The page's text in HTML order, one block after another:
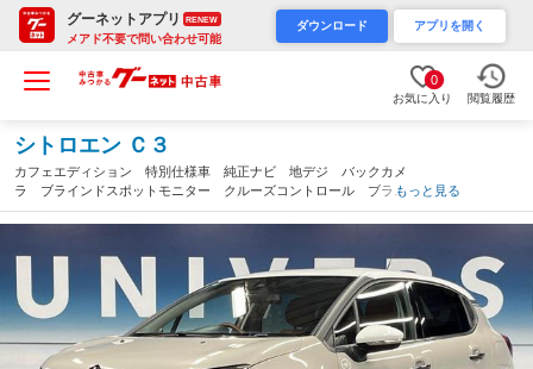
グーネットアプリ RENEW
メアド不要で問い合わせ可能
ダウンロード アプリを開く
0
お気に入り 閲覧履歴
シトロエン Ｃ３
カフェエディション 特別仕様車 純正ナビ 地デジ バックカメ
ラ ブラインドスポットモニター クルーズコントロール ブラウ
ンツートーンシート スマートキー 純正１７インチフルブラック
アルミ Ｂｌｕｅｔｏｏｔｈ ＥＴＣ（千葉県）
もっと見る